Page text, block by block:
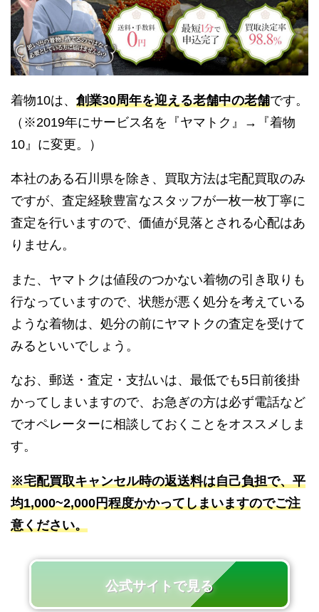
着物10は、 創業30周年を迎える老舗中の老舗です。
（※2019年にサービス名を『ヤマトク』→『着物
10』に変更。）
本社のある石川県を除き、買取方法は宅配買取のみ
ですが、査定経験豊富なスタッフが一枚一枚丁寧に
査定を行いますので、価値が見落とされる心配はあ
りません。
また、ヤマトクは値段のつかない着物の引き取りも
行なっていますので、状態が悪く処分を考えている
ような着物は、処分の前にヤマトクの査定を受けて
みるといいでしょう。
なお、郵送・査定・支払いは、最低でも5日前後掛
かってしまいますので、お急ぎの方は必ず電話など
でオペレーターに相談しておくことをオススメしま
す。
※宅配買取キャンセル時の返送料は自己負担で、平
均1,000~2,000円程度かかってしまいますのでご注
意ください。
公式サイトで見る